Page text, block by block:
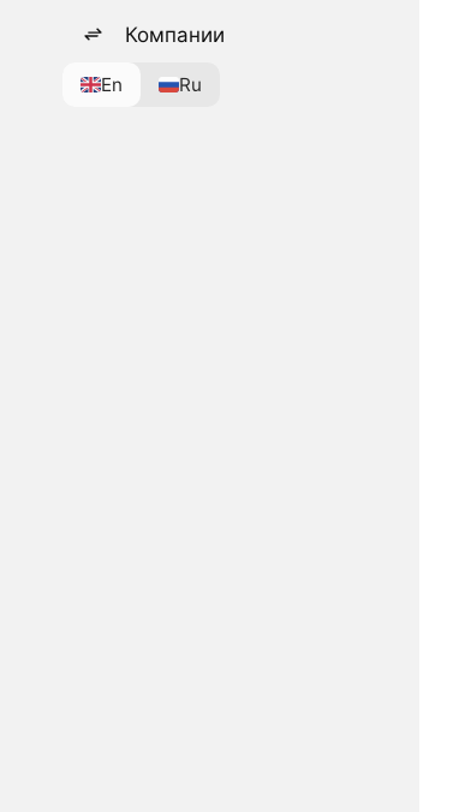
Компании
En Ru